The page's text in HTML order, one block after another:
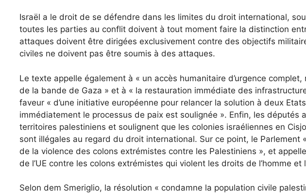
Israël a le droit de se défendre dans les limites du droit international,
toutes les parties au conflit doivent à tout moment faire la distinction
attaques doivent être dirigées exclusivement contre des objectifs
civiles ne doivent pas être soumis à des attaques.
Le texte appelle également à « un accès humanitaire d’urgence
de la bande de Gaza » et à « la restauration immédiate des
faveur « d’une initiative européenne pour relancer la solution à deux
immédiatement le processus de paix est soulignée ». Enfin, les députés
territoires palestiniens et soulignent que les colonies israéliennes en
sont illégales au regard du droit international. Sur ce point, le Parlement
de la violence des colons extrémistes contre les Palestiniens », et
de l’UE contre les colons extrémistes qui violent les droits de l’homme
Selon dem Smeriglio, la résolution « condamne la population civile